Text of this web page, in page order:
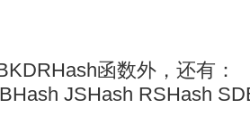
函数外，还有：
JSHash RSHash